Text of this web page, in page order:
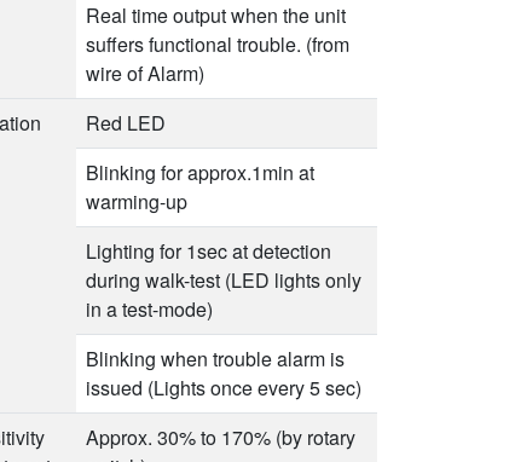
Real time output when the unit
suffers functional trouble. (from
wire of Alarm)
Red LED
Blinking for approx.1min at
warming-up
Lighting for 1sec at detection
during walk-test (LED lights only
in a test-mode)
Blinking when trouble alarm is
issued (Lights once every 5 sec)
Approx. 30% to 170% (by rotary